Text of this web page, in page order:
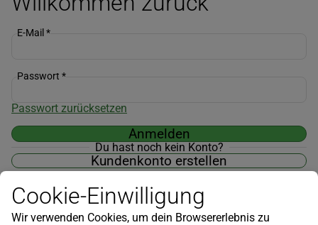
E-Mail *
Passwort *
Passwort zurücksetzen
Anmelden
Du hast noch kein Konto?
Kundenkonto erstellen
Cookie-Einwilligung
Wir verwenden Cookies, um dein Browsererlebnis zu